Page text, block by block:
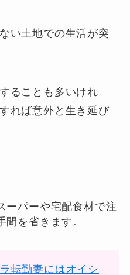
い土地での生活が突
ることも多いけれ
れば意外と生き延び
ーパーや宅配食材で注
を省きます。
転勤妻にはオイシ